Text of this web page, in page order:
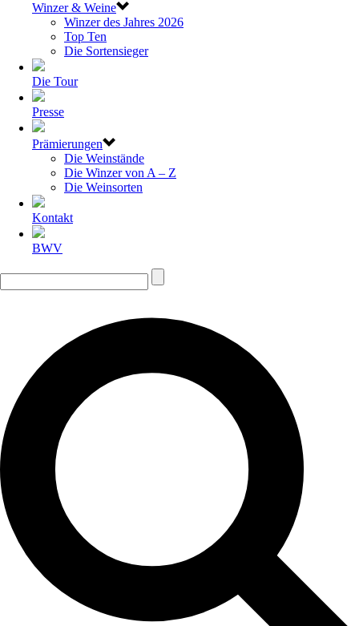
Winzer & Weine
Winzer des Jahres 2026
Top Ten
Die Sortensieger
Die Tour
Presse
Prämierungen
Die Weinstände
Die Winzer von A – Z
Die Weinsorten
Kontakt
BWV